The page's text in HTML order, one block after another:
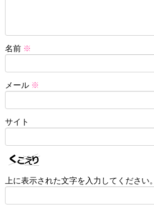
名前 ※
メール ※
サイト
上に表示された文字を入力してください。